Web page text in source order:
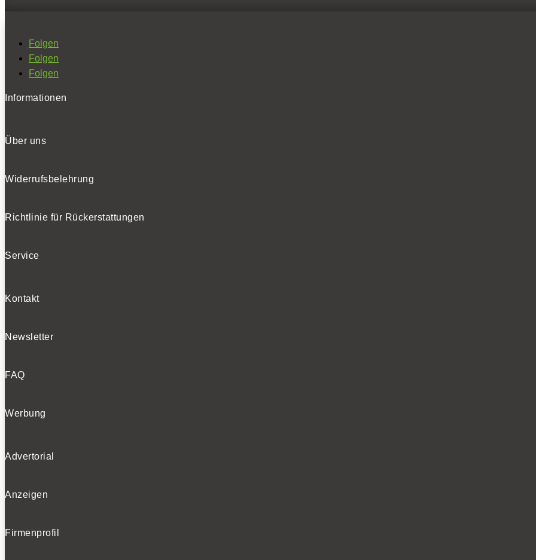
Folgen
Folgen
Folgen
Informationen
Über uns
Widerrufsbelehrung
Richtlinie für Rückerstattungen
Service
Kontakt
Newsletter
FAQ
Werbung
Advertorial
Anzeigen
Firmenprofil